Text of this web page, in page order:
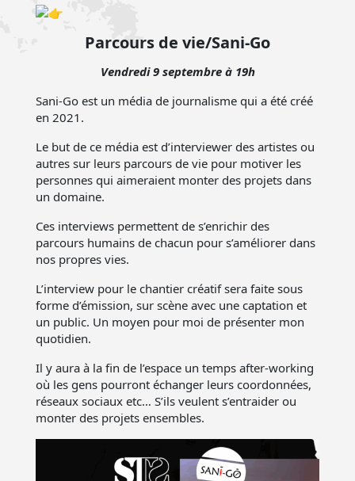
Parcours de vie/Sani-Go
Vendredi 9 septembre à 19h
Sani-Go est un média de journalisme qui a été créé
en 2021.
Le but de ce média est d’interviewer des artistes ou
autres sur leurs parcours de vie pour motiver les
personnes qui aimeraient monter des projets dans
un domaine.
Ces interviews permettent de s’enrichir des
parcours humains de chacun pour s’améliorer dans
nos propres vies.
L’interview pour le chantier créatif sera faite sous
forme d’émission, sur scène avec une captation et
un public. Un moyen pour moi de présenter mon
quotidien.
Il y aura à la fin de l’espace un temps after-working
où les gens pourront échanger leurs coordonnées,
réseaux sociaux etc… S’ils veulent s’entraider ou
monter des projets ensembles.